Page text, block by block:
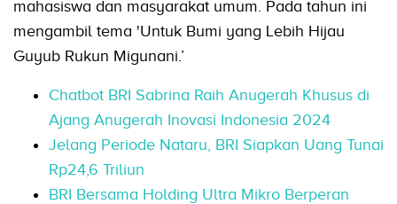
mahasiswa dan masyarakat umum. Pada tahun ini
mengambil tema 'Untuk Bumi yang Lebih Hijau
Guyub Rukun Migunani.’
Chatbot BRI Sabrina Raih Anugerah Khusus di
Ajang Anugerah Inovasi Indonesia 2024
Jelang Periode Nataru, BRI Siapkan Uang Tunai
Rp24,6 Triliun
BRI Bersama Holding Ultra Mikro Berperan